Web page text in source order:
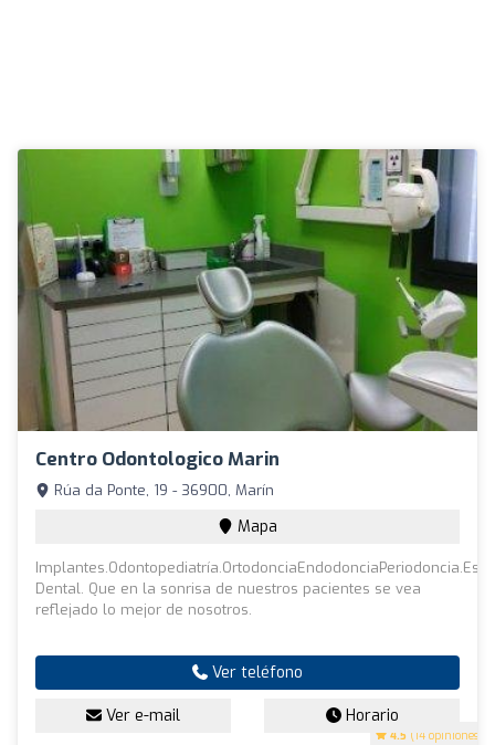
Centro Odontologico Marin
4.5 (14 opiniones)
Rúa da Ponte, 19 - 36900, Marín
Mapa
Dental. Que en la sonrisa de nuestros pacientes se vea
reflejado lo mejor de nosotros.
Ver teléfono
Ver e-mail Horario